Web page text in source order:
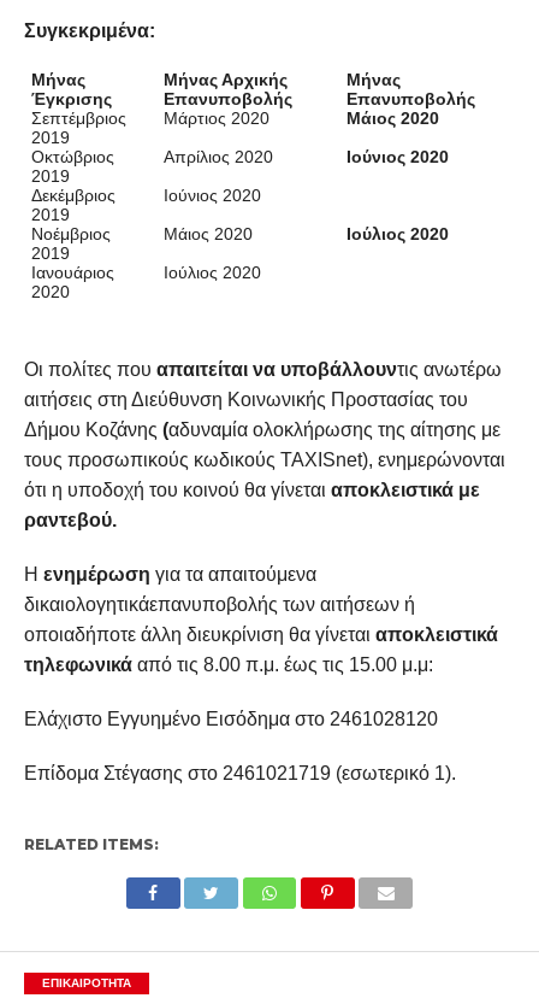
Συγκεκριμένα:
Μήνας
Έγκρισης
Μήνας Αρχικής
Επανυποβολής
Μήνας
Επανυποβολής
Σεπτέμβριος
2019
Μάρτιος 2020
Μάιος 2020
Οκτώβριος
2019
Απρίλιος 2020
Ιούνιος 2020
Δεκέμβριος
2019
Ιούνιος 2020
Νοέμβριος
2019
Μάιος 2020
Ιούλιος 2020
Ιανουάριος
2020
Ιούλιος 2020
Οι πολίτες που απαιτείται να υποβάλλουντις ανωτέρω
αιτήσεις στη Διεύθυνση Κοινωνικής Προστασίας του
Δήμου Κοζάνης (αδυναμία ολοκλήρωσης της αίτησης με
τους προσωπικούς κωδικούς TAXISnet), ενημερώνονται
ότι η υποδοχή του κοινού θα γίνεται αποκλειστικά με
ραντεβού.
Η ενημέρωση για τα απαιτούμενα
δικαιολογητικάεπανυποβολής των αιτήσεων ή
οποιαδήποτε άλλη διευκρίνιση θα γίνεται αποκλειστικά
τηλεφωνικάαπό τις 8.00 π.μ. έως τις 15.00 μ.μ:
Ελάχιστο Εγγυημένο Εισόδημα στο 2461028120
Επίδομα Στέγασης στο 2461021719 (εσωτερικό 1).
RELATED ITEMS:
ΕΠΙΚΑΙΡΟΤΗΤΑ